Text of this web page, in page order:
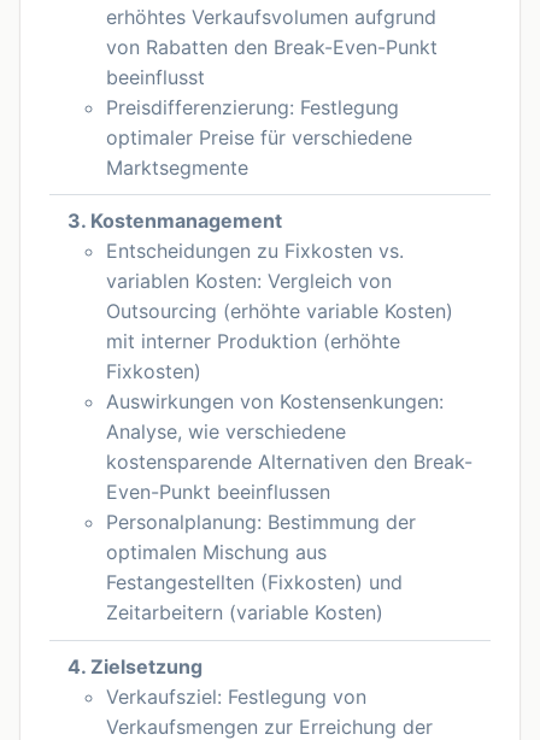
erhöhtes Verkaufsvolumen aufgrund
von Rabatten den Break-Even-Punkt
beeinflusst
Preisdifferenzierung: Festlegung
optimaler Preise für verschiedene
Marktsegmente
3. Kostenmanagement
Entscheidungen zu Fixkosten vs.
variablen Kosten: Vergleich von
Outsourcing (erhöhte variable Kosten)
mit interner Produktion (erhöhte
Fixkosten)
Auswirkungen von Kostensenkungen:
Analyse, wie verschiedene
kostensparende Alternativen den Break-
Even-Punkt beeinflussen
Personalplanung: Bestimmung der
optimalen Mischung aus
Festangestellten (Fixkosten) und
Zeitarbeitern (variable Kosten)
4. Zielsetzung
Verkaufsziel: Festlegung von
Verkaufsmengen zur Erreichung der